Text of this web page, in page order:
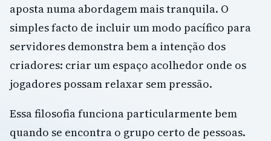
aposta numa abordagem mais tranquila. O
simples facto de incluir um modo pacífico para
servidores demonstra bem a intenção dos
criadores: criar um espaço acolhedor onde os
jogadores possam relaxar sem pressão.
Essa filosofia funciona particularmente bem
quando se encontra o grupo certo de pessoas.